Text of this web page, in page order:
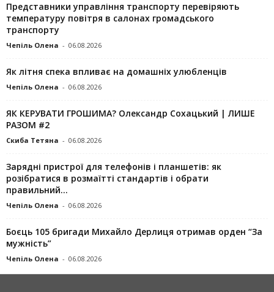
Представники управління транспорту перевіряють
температуру повітря в салонах громадського
транспорту
Чепіль Олена - 06.08.2026
Як літня спека впливає на домашніх улюбленців
Чепіль Олена - 06.08.2026
ЯК КЕРУВАТИ ГРОШИМА? Олександр Сохацький | ЛИШЕ
РАЗОМ #2
Скиба Тетяна - 06.08.2026
Зарядні пристрої для телефонів і планшетів: як
розібратися в розмаїтті стандартів і обрати
правильний...
Чепіль Олена - 06.08.2026
Боєць 105 бригади Михайло Дерлиця отримав орден “За
мужність”
Чепіль Олена - 06.08.2026